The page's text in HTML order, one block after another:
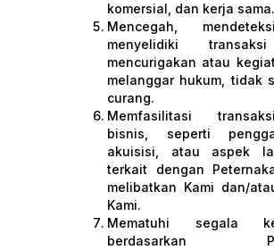
komersial, dan kerja sama.
Mencegah,
menyelidiki
mencurigakan atau
melanggar hukum, tidak
curang.
Memfasilitasi
bisnis, seperti
akuisisi, atau aspek
terkait dengan
melibatkan Kami dan/
Kami.
Mematuhi segala
berdasarkan